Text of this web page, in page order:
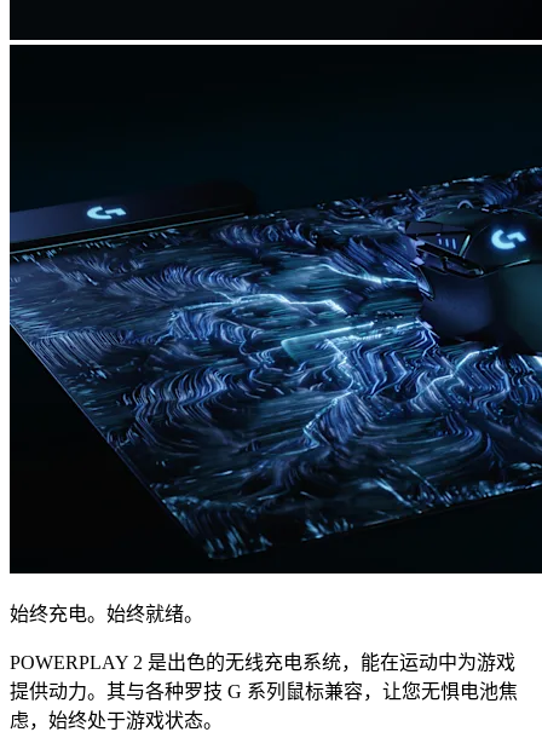
始终充电。始终就绪。
POWERPLAY 2 是出色的无线充电系统，能在运动中为游戏
提供动力。其与各种罗技 G 系列鼠标兼容，让您无惧电池焦
虑，始终处于游戏状态。